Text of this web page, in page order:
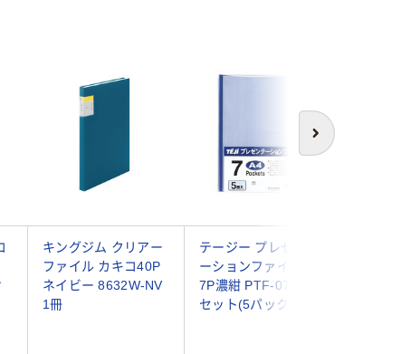
次へ
キングジム クリアー
ファイル カキコ40P
ネイビー 8632W-NV
1冊
テージー プレゼンテ
ーションファイルA4・
7P濃紺 PTF-07-30 1
セット(5パック)